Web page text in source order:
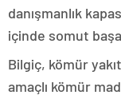
danışmanlık
içinde somut
Bilgiç, kömür
amaçlı kömür